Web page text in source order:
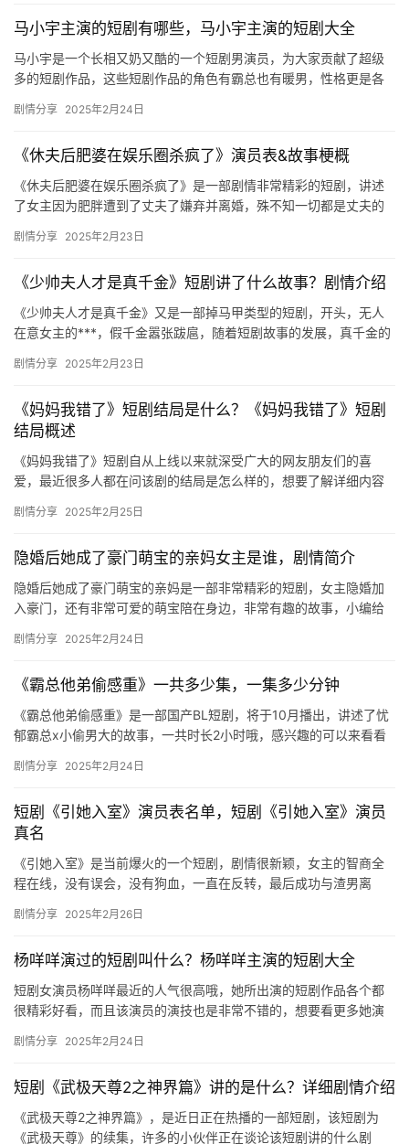
短
剧
剧
场
马小宇主演的短剧有哪些，马小宇主演的短剧大全
马小宇是一个长相又奶又酷的一个短剧男演员，为大家贡献了超级
多的短剧作品，这些短剧作品的角色有霸总也有暖男，性格更是各
的短剧…
剧情分享 2025年2月24日
《休夫后肥婆在娱乐圈杀疯了》演员表&故事梗概
《休夫后肥婆在娱乐圈杀疯了》是一部剧情非常精彩的短剧，讲述
了女主因为肥胖遭到了丈夫了嫌弃并离婚，殊不知一切都是丈夫的
吧！ 《…
剧情分享 2025年2月23日
《少帅夫人才是真千金》短剧讲了什么故事？剧情介绍
《少帅夫人才是真千金》又是一部掉马甲类型的短剧，开头，无人
在意女主的***，假千金嚣张跋扈，随着短剧故事的发展，真千金的
少…
剧情分享 2025年2月23日
《妈妈我错了》短剧结局是什么？《妈妈我错了》短剧
结局概述
《妈妈我错了》短剧自从上线以来就深受广大的网友朋友们的喜
爱，最近很多人都在问该剧的结局是怎么样的，想要了解详细内容
艺宁…
剧情分享 2025年2月25日
隐婚后她成了豪门萌宝的亲妈女主是谁，剧情简介
隐婚后她成了豪门萌宝的亲妈是一部非常精彩的短剧，女主隐婚加
入豪门，还有非常可爱的萌宝陪在身边，非常有趣的故事，小编给
后…
剧情分享 2025年2月24日
《霸总他弟偷感重》一共多少集，一集多少分钟
《霸总他弟偷感重》是一部国产BL短剧，将于10月播出，讲述了忧
郁霸总x小偷男大的故事，一共时长2小时哦，感兴趣的可以来看看
剧情分享 2025年2月24日
短剧《引她入室》演员表名单，短剧《引她入室》演员
真名
《引她入室》是当前爆火的一个短剧，剧情很新颖，女主的智商全
程在线，没有误会，没有狗血，一直在反转，最后成功与渣男离
们快来看…
剧情分享 2025年2月26日
杨咩咩演过的短剧叫什么？杨咩咩主演的短剧大全
短剧女演员杨咩咩最近的人气很高哦，她所出演的短剧作品各个都
很精彩好看，而且该演员的演技也是非常不错的，想要看更多她演
&z…
剧情分享 2025年2月24日
短剧《武极天尊2之神界篇》讲的是什么？详细剧情介绍
《武极天尊2之神界篇》，是近日正在热播的一部短剧，该短剧为
《武极天尊》的续集，许多的小伙伴正在谈论该短剧讲的什么剧